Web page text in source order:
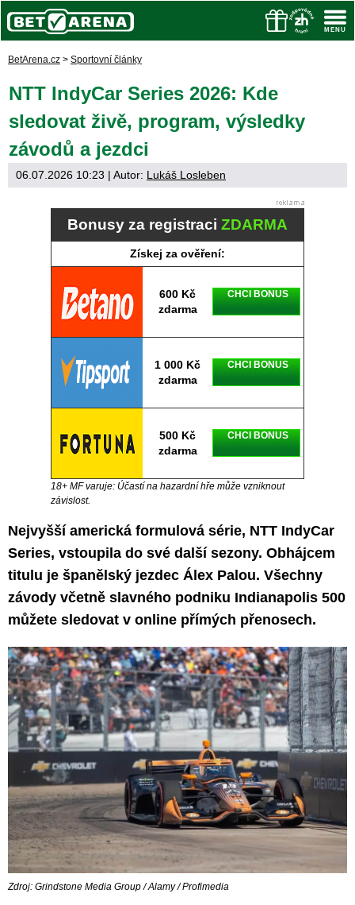
BetArena.cz > Sportovní články
NTT IndyCar Series 2026: Kde
sledovat živě, program, výsledky
závodů a jezdci
06.07.2026 10:23 | Autor: Lukáš Losleben
Bonusy za registraci ZDARMA
Získej za ověření:
600 Kč
zdarma
CHCI BONUS
1 000 Kč
zdarma
CHCI BONUS
500 Kč
zdarma
CHCI BONUS
18+ MF varuje: Účastí na hazardní hře může vzniknout
závislost.
Nejvyšší americká formulová série, NTT IndyCar
Series, vstoupila do své další sezony. Obhájcem
titulu je španělský jezdec Álex Palou. Všechny
závody včetně slavného podniku Indianapolis 500
můžete sledovat v online přímých přenosech.
Zdroj: Grindstone Media Group / Alamy / Profimedia